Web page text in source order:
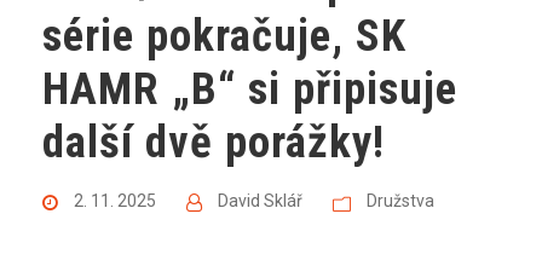
série pokračuje, SK
HAMR „B“ si připisuje
další dvě porážky!
2. 11. 2025 David Sklář Družstva